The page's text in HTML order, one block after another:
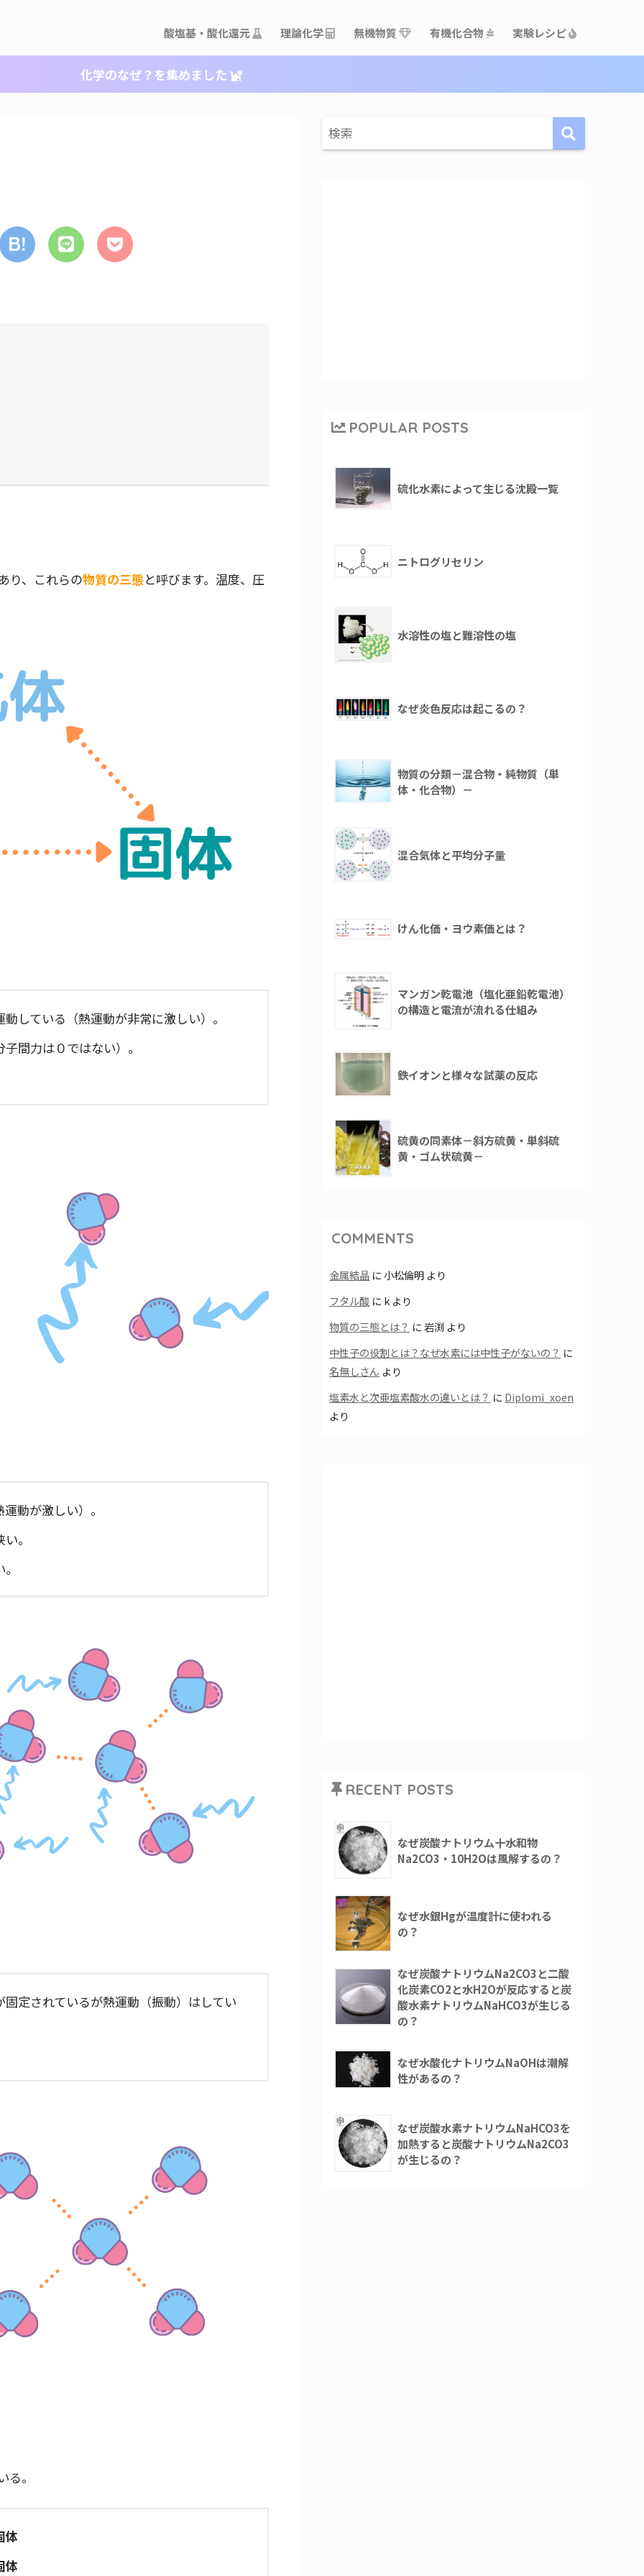
酸塩基・酸化還元 理論化学 無機物質 有機化合物 実験レシピ
化学のなぜ？を集めました
り、これらの物質の三態と呼びます。温度、圧
している（熱運動が非常に激しい）。
間力は０ではない）。
動が激しい）。
。
定されているが熱運動（振動）はしてい
。
体
体
POPULAR POSTS
硫化水素によって生じる沈殿一覧
ニトログリセリン
水溶性の塩と難溶性の塩
なぜ炎色反応は起こるの？
物質の分類－混合物・純物質（単
体・化合物）－
混合気体と平均分子量
けん化価・ヨウ素価とは？
マンガン乾電池（塩化亜鉛乾電池）
の構造と電流が流れる仕組み
鉄イオンと様々な試薬の反応
硫黄の同素体－斜方硫黄・単斜硫
黄・ゴム状硫黄－
COMMENTS
金属結晶 に 小松倫明 より
フタル酸 に k より
物質の三態とは？ に岩渕 より
中性子の役割とは？なぜ水素には中性子がないの？ に
名無しさん より
塩素水と次亜塩素酸水の違いとは？ に Diplomi_xoen
より
RECENT POSTS
なぜ炭酸ナトリウム十水和物
Na2CO3・10H2Oは風解するの？
なぜ水銀Hgが温度計に使われる
の？
なぜ炭酸ナトリウムNa2CO3と二酸
化炭素CO2と水H2Oが反応すると炭
酸水素ナトリウムNaHCO3が生じる
の？
なぜ水酸化ナトリウムNaOHは潮解
性があるの？
なぜ炭酸水素ナトリウムNaHCO3を
加熱すると炭酸ナトリウムNa2CO3
が生じるの？